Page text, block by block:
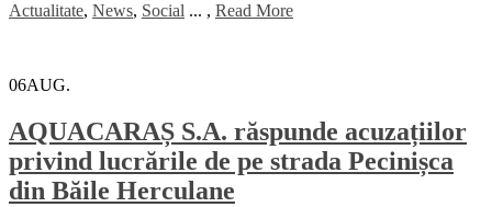
Actualitate, News, Social ... , Read More
06AUG.
AQUACARAȘ S.A. răspunde acuzațiilor
privind lucrările de pe strada Pecinișca
din Băile Herculane